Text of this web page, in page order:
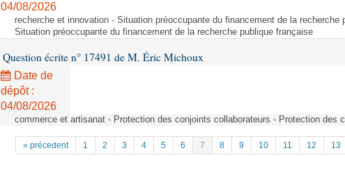
04/08/2026
recherche et innovation - Situation préoccupante du financement de la recherche
Situation préoccupante du financement de la recherche publique française
Question écrite n° 17491 de M. Éric Michoux
Date de
dépôt :
04/08/2026
commerce et artisanat - Protection des conjoints collaborateurs - Protection des
« précedent 1 2 3 4 5 6 7 8 9 10 11 12 13